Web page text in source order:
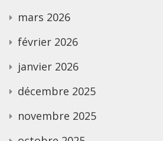
mars 2026
février 2026
janvier 2026
décembre 2025
novembre 2025